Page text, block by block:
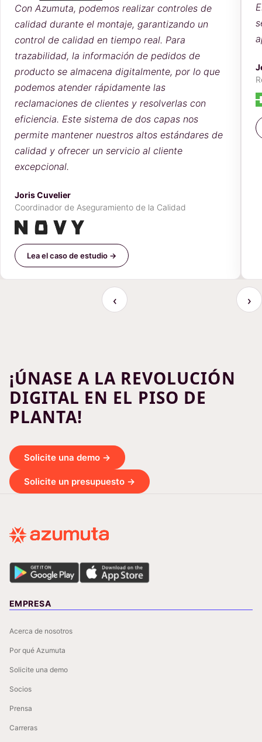
‹
Con Azumuta, podemos realizar controles de
calidad durante el montaje, garantizando un
control de calidad en tiempo real. Para
trazabilidad, la información de pedidos de
producto se almacena digitalmente, por lo que
podemos atender rápidamente las
reclamaciones de clientes y resolverlas con
eficiencia. Este sistema de dos capas nos
permite mantener nuestros altos estándares de
calidad y ofrecer un servicio al cliente
excepcional.
Joris Cuvelier
Coordinador de Aseguramiento de la Calidad
Lea el caso de estudio →
›
¡ÚNASE A LA REVOLUCIÓN
DIGITAL EN EL PISO DE
PLANTA!
Solicite una demo →
Solicite un presupuesto →
EMPRESA
Acerca de nosotros
Por qué Azumuta
Solicite una demo
Socios
Prensa
Carreras